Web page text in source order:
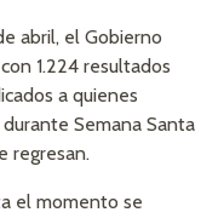
abril, el Gobierno
1.224 resultados
a quienes
Semana Santa
regresan.
el momento se